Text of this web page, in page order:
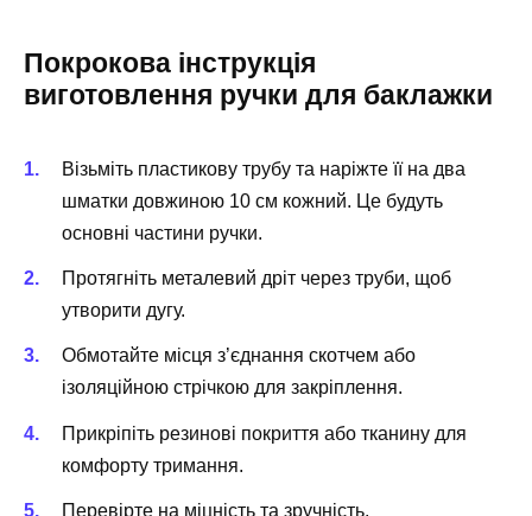
Покрокова інструкція
виготовлення ручки для баклажки
Візьміть пластикову трубу та наріжте її на два
шматки довжиною 10 см кожний. Це будуть
основні частини ручки.
Протягніть металевий дріт через труби, щоб
утворити дугу.
Обмотайте місця з’єднання скотчем або
ізоляційною стрічкою для закріплення.
Прикріпіть резинові покриття або тканину для
комфорту тримання.
Перевірте на міцність та зручність.